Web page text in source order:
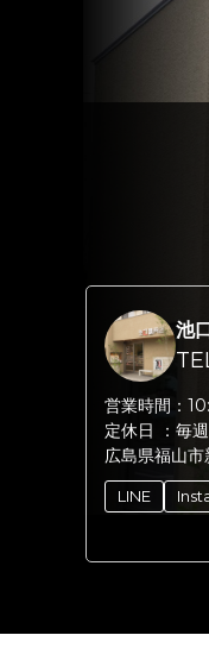
池
営業時間：
定休日 ： 毎
広島県福山
LINE